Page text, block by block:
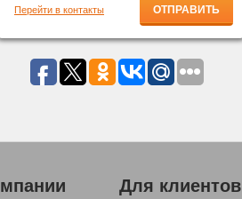
Перейти в контакты
Для клиентов